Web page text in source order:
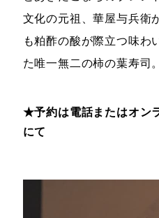
文化の元祖、華屋与兵衛
も粕酢の酸が際立つ味わ
た唯一無二の柿の葉寿司。
★予約は電話またはオン
にて